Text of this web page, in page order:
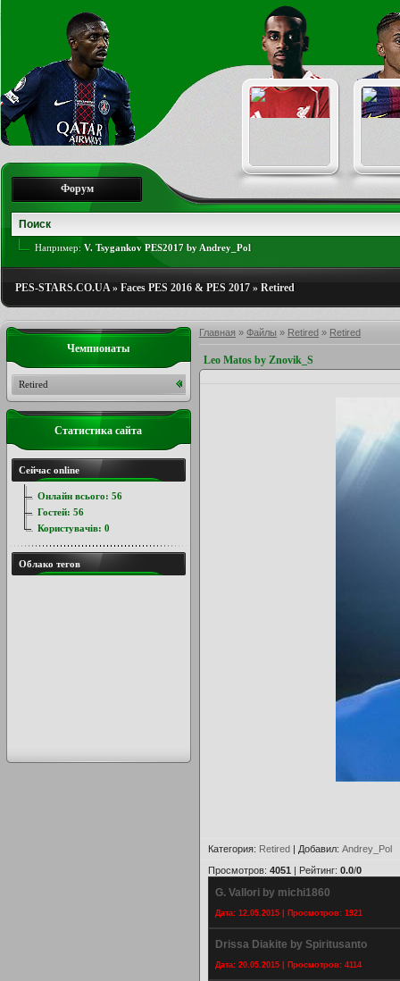
Форум
Например: V. Tsygankov PES2017 by Andrey_Pol
PES-STARS.CO.UA» Faces PES 2016 & PES 2017 » Retired
Главная » Файлы » Retired » Retired
Leo Matos by Znovik_S
Категория: Retired | Добавил: Andrey_Pol
Просмотров: 4051 | Рейтинг: 0.0/0
G. Vallori by michi1860
Дата: 12.05.2015 | Просмотров: 1921
Drissa Diakite by Spiritusanto
Дата: 20.05.2015 | Просмотров: 4114
Чемпионаты
Retired
Статистика сайта
Сейчас online
Онлайн всього: 56
Гостей: 56
Користувачів: 0
Облако тегов